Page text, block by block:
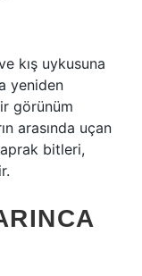
kış uykusuna
yeniden
görünüm
arasında uçan
bitleri,